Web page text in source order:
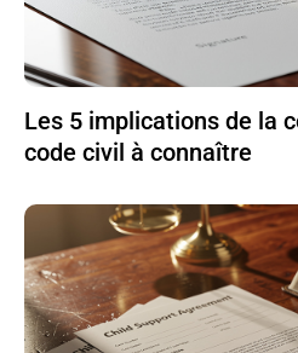
Les 5 implications de la
code civil à connaître